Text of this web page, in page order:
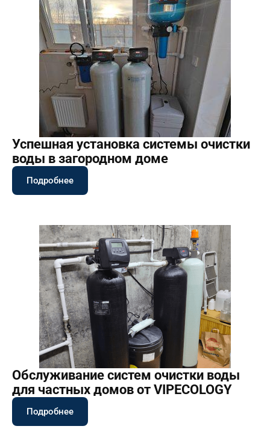
Успешная установка системы очистки
воды в загородном доме
Подробнее
Обслуживание систем очистки воды
для частных домов от VIPECOLOGY
Подробнее